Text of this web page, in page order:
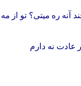
آنه ره میتی؟ تو
عادت نه دارم